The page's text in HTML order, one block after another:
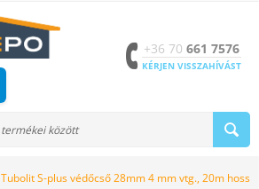
+36 70 661 7576
KÉRJEN VISSZAHÍVÁST
Tubolit S-plus védőcső 28mm 4 mm vtg., 20m